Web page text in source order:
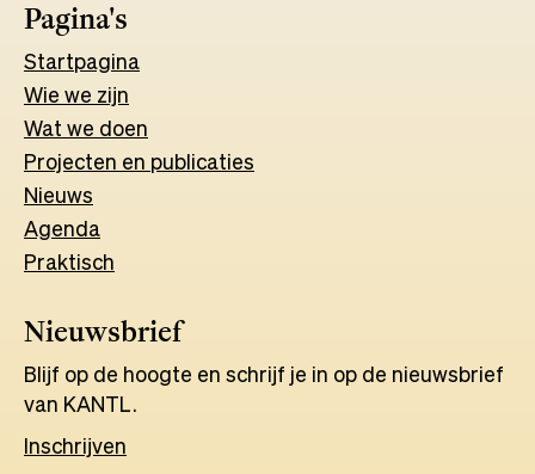
Pagina's
Startpagina
Wie we zijn
Wat we doen
Projecten en publicaties
Nieuws
Agenda
Praktisch
Nieuwsbrief
Blijf op de hoogte en schrijf je in op de nieuwsbrief
van KANTL.
Inschrijven